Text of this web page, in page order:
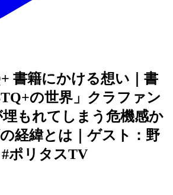
書籍にかける想い｜書
の世界」クラファン
もれてしまう危機感か
経緯とは｜ゲスト：野
ポリタスTV